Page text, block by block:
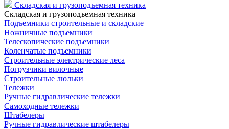
Складская и грузоподъемная техника
Складская и грузоподъемная техника
Подъемники строительные и складские
Ножничные подъемники
Телескопические подъемники
Коленчатые подъемники
Строительные электрические леса
Погрузчики вилочные
Строительные люльки
Тележки
Ручные гидравлические тележки
Самоходные тележки
Штабелеры
Ручные гидравлические штабелеры